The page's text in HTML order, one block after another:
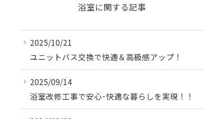
浴室に関する記事
2025/10/21
ユニットバス交換で快適＆高級感アップ！
2025/09/14
浴室改修工事で安心･快適な暮らしを実現！！